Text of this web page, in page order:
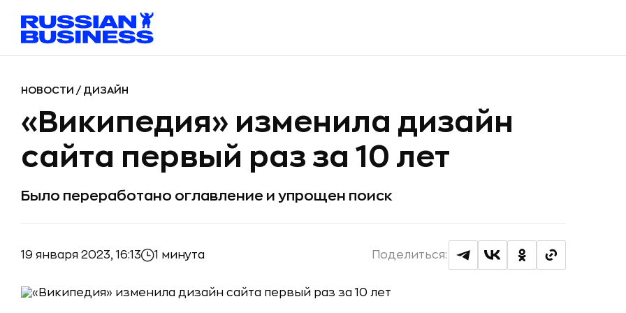
НОВОСТИ / ДИЗАЙН
«Википедия» изменила дизайн
сайта первый раз за 10 лет
Было переработано оглавление и упрощен поиск
19 января 2023, 16:13 1 минута Поделиться: